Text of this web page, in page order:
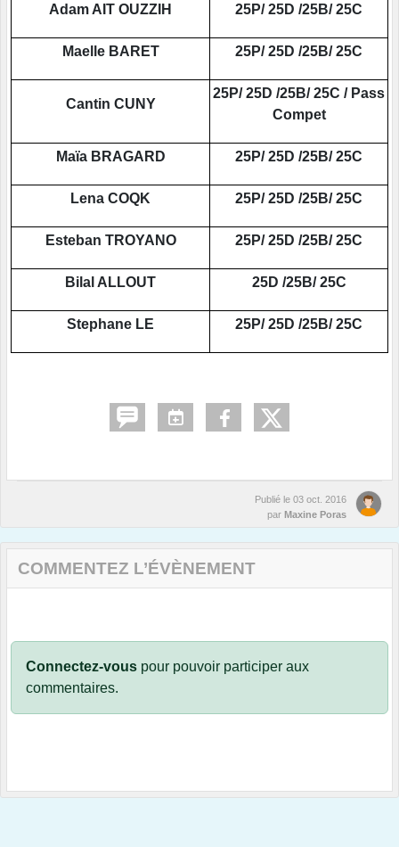
Adam AIT OUZZIH 25P/ 25D /25B/ 25C
Maelle BARET 25P/ 25D /25B/ 25C
Cantin CUNY
25P/ 25D /25B/ 25C / Pass
Compet
Maïa BRAGARD 25P/ 25D /25B/ 25C
Lena COQK 25P/ 25D /25B/ 25C
Esteban TROYANO 25P/ 25D /25B/ 25C
Bilal ALLOUT 25D /25B/ 25C
Stephane LE 25P/ 25D /25B/ 25C
Publié le 03 oct. 2016
par Maxine Poras
COMMENTEZ L’ÉVÈNEMENT
Connectez-vous pour pouvoir participer aux
commentaires.